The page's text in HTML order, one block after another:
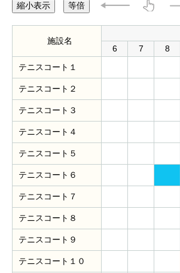
縮小表示 等倍
施設名
6
7 8
テニスコート１
テニスコート２
テニスコート３
テニスコート４
テニスコート５
テニスコート６
テニスコート７
テニスコート８
テニスコート９
テニスコート１０